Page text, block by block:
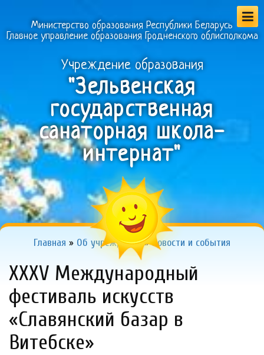
Министерство образования Республики Беларусь
Главное управление образования Гродненского облисполкома
Учреждение образования
"Зельвенская
государственная
санаторная школа-
интернат"
Главная » Об учреждении»Новости и события
XXXV Международный
фестиваль искусств
«Славянский базар в
Витебске»